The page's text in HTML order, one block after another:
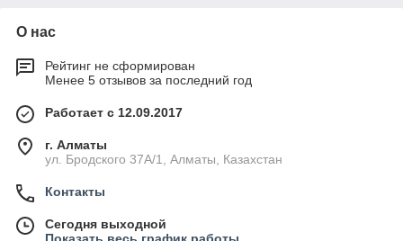
О нас
Рейтинг не сформирован
Менее 5 отзывов за последний год
Работает с 12.09.2017
г. Алматы
ул. Бродского 37А/1, Алматы, Казахстан
Контакты
Сегодня выходной